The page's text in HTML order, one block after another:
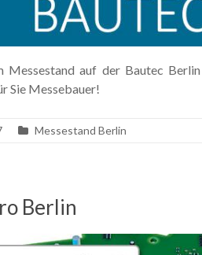
Messestand auf der Bautec
Sie Messebauer!
Messestand Berlin
Berlin